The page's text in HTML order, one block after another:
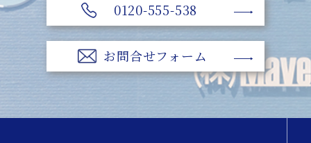
0120-555-538
お問合せフォーム